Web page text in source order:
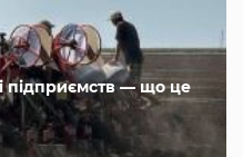
підприємств — що це